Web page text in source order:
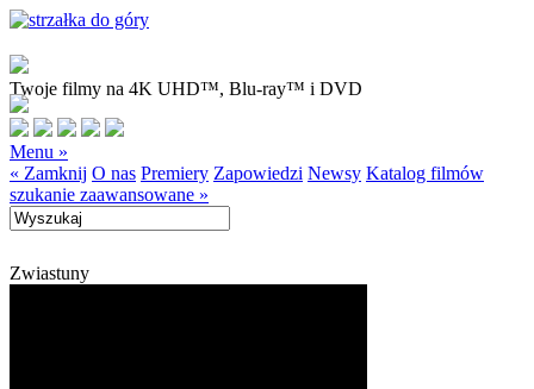
Twoje filmy na 4K UHD™, Blu-ray™ i DVD
Menu »
« Zamknij O nas Premiery Zapowiedzi Newsy Katalog filmów
szukanie zaawansowane »
Zwiastuny